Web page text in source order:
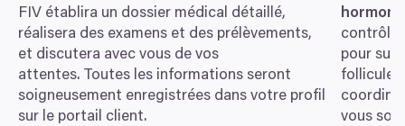
FIV établira un dossier médical détaillé,
réalisera des examens et des prélèvements,
et discutera avec vous de vos
attentes. Toutes les informations seront
soigneusement enregistrées dans votre profil
sur le portail client.
pour
vous